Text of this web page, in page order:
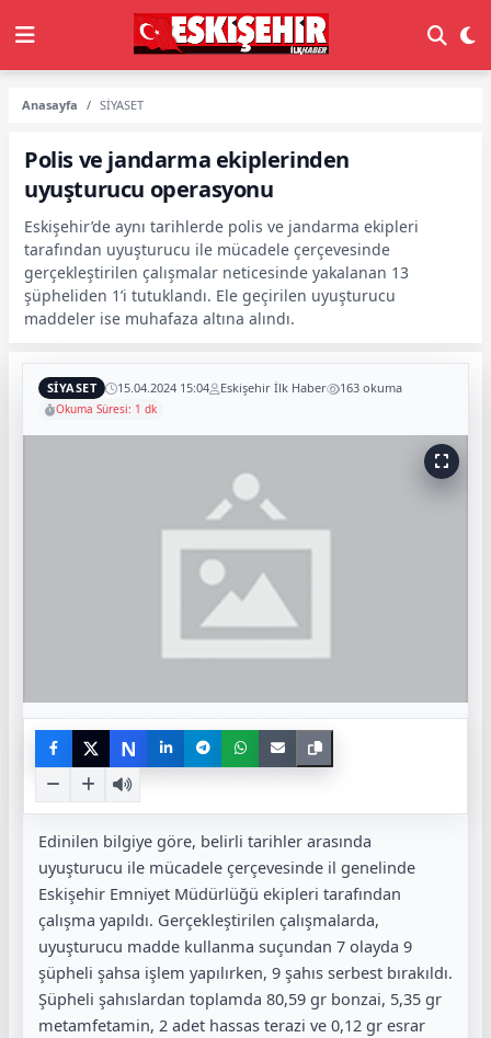
Anasayfa SİYASET
Polis ve jandarma ekiplerinden
uyuşturucu operasyonu
Eskişehir’de aynı tarihlerde polis ve jandarma ekipleri
tarafından uyuşturucu ile mücadele çerçevesinde
gerçekleştirilen çalışmalar neticesinde yakalanan 13
şüpheliden 1’i tutuklandı. Ele geçirilen uyuşturucu
maddeler ise muhafaza altına alındı.
SİYASET 15.04.2024 15:04 Eskişehir İlk Haber 163 okuma
Okuma Süresi: 1 dk
N
Edinilen bilgiye göre, belirli tarihler arasında
uyuşturucu ile mücadele çerçevesinde il genelinde
Eskişehir Emniyet Müdürlüğü ekipleri tarafından
çalışma yapıldı. Gerçekleştirilen çalışmalarda,
uyuşturucu madde kullanma suçundan 7 olayda 9
şüpheli şahsa işlem yapılırken, 9 şahıs serbest bırakıldı.
Şüpheli şahıslardan toplamda 80,59 gr bonzai, 5,35 gr
metamfetamin, 2 adet hassas terazi ve 0,12 gr esrar